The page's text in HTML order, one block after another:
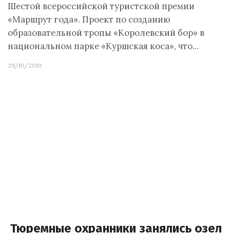
Шестой всероссийской туристской премии
«Маршрут года». Проект по созданию
образовательной тропы «Королевский бор» в
национальном парке «Куршская коса», что…
29/10/2019
Тюремные охранники занялись